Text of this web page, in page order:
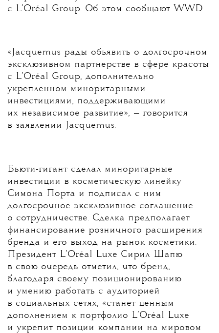
с L’Oréal Group. Об этом сообщают WWD
«Jacquemus рады объявить о долгосрочном
эксклюзивном партнерстве в сфере красоты
с L’Oréal Group, дополнительно
укрепленном миноритарными
инвестициями, поддерживающими
их независимое развитие», — говорится
в заявлении Jacquemus.
Бьюти-гигант сделал миноритарные
инвестиции в косметическую линейку
Симона Порта и подписал с ним
долгосрочное эксклюзивное соглашение
о сотрудничестве. Сделка предполагает
финансирование розничного расширения
бренда и его выход на рынок косметики.
Президент L’Oréal Luxe Сирил Шапю
в свою очередь отметил, что бренд,
благодаря своему позиционированию
и умению работать с аудиторией
в социальных сетях, «станет ценным
дополнением к портфолио L’Oréal Luxe
и укрепит позиции компании на мировом